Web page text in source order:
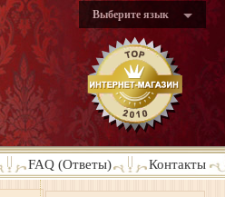
Выберите язык
FAQ (Ответы) Контакты